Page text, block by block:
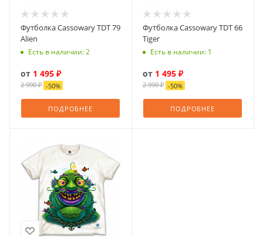
Футболка Cassowary TDT 79
Alien
Есть в наличии: 2
от 1 495 ₽
2 990 ₽ -50%
ПОДРОБНЕЕ
Футболка Cassowary TDT 66
Tiger
Есть в наличии: 1
от 1 495 ₽
2 990 ₽ -50%
ПОДРОБНЕЕ